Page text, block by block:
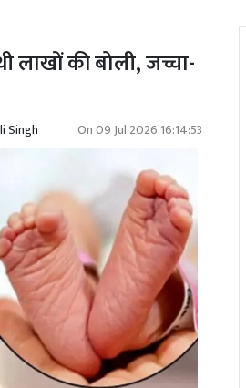
लाखों की बोली, जच्चा-
Singh On09 Jul 2026 16:14:53